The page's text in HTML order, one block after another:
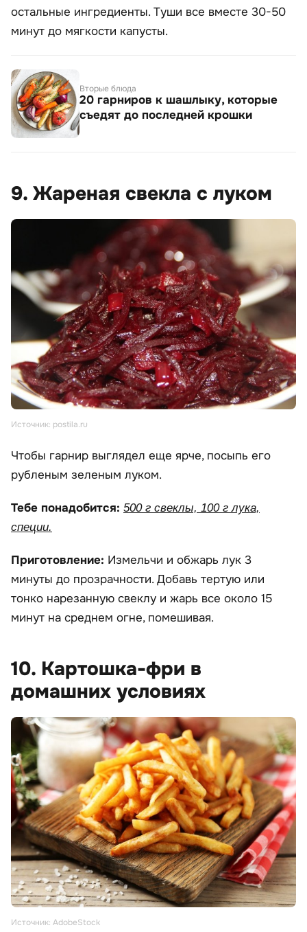
остальные ингредиенты. Туши все вместе 30-50
минут до мягкости капусты.
Вторые блюда
20 гарниров к шашлыку, которые
съедят до последней крошки
9. Жареная свекла с луком
Источник: postila.ru
Чтобы гарнир выглядел еще ярче, посыпь его
рубленым зеленым луком.
Тебе понадобится: 500 г свеклы, 100 г лука,
специи.
Приготовление: Измельчи и обжарь лук 3
минуты до прозрачности. Добавь тертую или
тонко нарезанную свеклу и жарь все около 15
минут на среднем огне, помешивая.
10. Картошка-фри в
домашних условиях
Источник: AdobeStock